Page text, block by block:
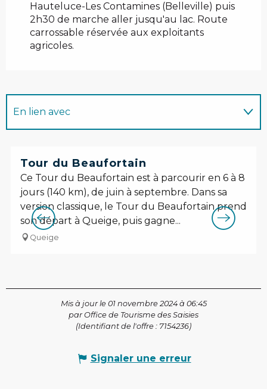
Hauteluce-Les Contamines (Belleville) puis
2h30 de marche aller jusqu'au lac. Route
carrossable réservée aux exploitants
agricoles.
En lien avec
Tour du Beaufortain
Ce Tour du Beaufortain est à parcourir en 6 à 8
jours (140 km), de juin à septembre. Dans sa
version classique, le Tour du Beaufortain prend
son départ à Queige, puis gagne...
Queige
Mis à jour le 01 novembre 2024 à 06:45
par Office de Tourisme des Saisies
(Identifiant de l'offre : 7154236)
Signaler une erreur